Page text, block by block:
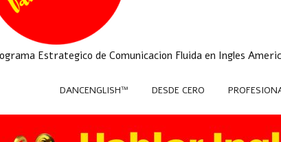
Estrategico de Comunicacion Fluida en Ingles
DANCENGLISH™ DESDE CERO